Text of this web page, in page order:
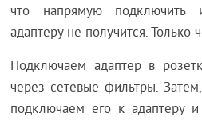
что напрямую подключить
адаптеру не получится.
Подключаем адаптер в
через сетевые фильтры.
подключаем его к адаптеру